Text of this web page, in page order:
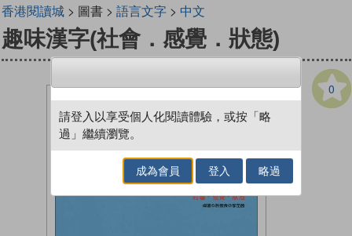
香港閱讀城> 圖書 > 語言文字> 中文
趣味漢字(社會．感覺．狀態)
0
請登入以享受個人化閱讀體驗，或按「略
過」繼續瀏覽。
成為會員 登入 略過